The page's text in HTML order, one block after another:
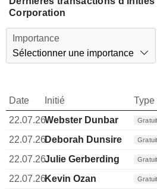
Corporation
Importance
Sélectionner une importance
Date Initié Type
22.07.26Webster Dunbar Gratuit
22.07.26Deborah Dunsire Gratuit
22.07.26Julie Gerberding Gratuit
22.07.26Kevin Ozan Gratuit